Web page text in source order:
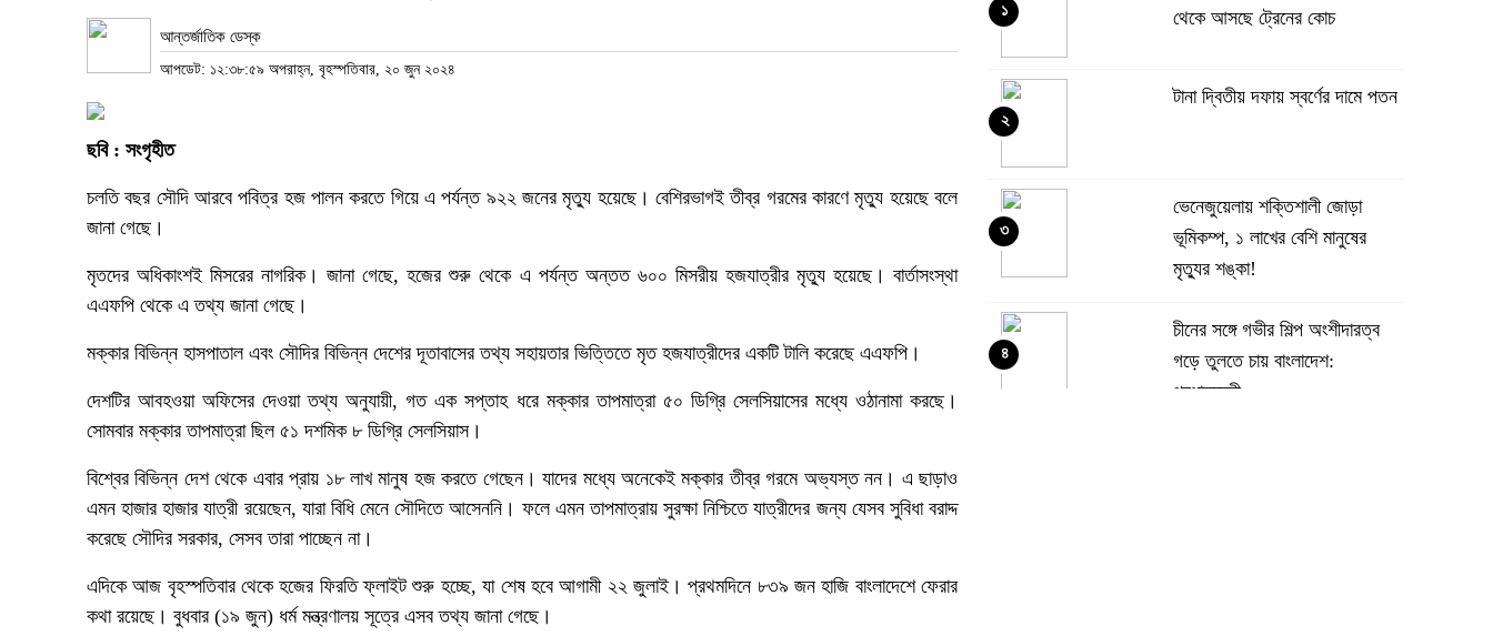
আন্তর্জাতিক ডেস্ক
আপডেট: ১২:৩৮:৫৯ অপরাহ্ন, বৃহস্পতিবার, ২০ জুন ২০২৪
ছবি : সংগৃহীত
চলতি বছর সৌদি আরবে পবিত্র হজ পালন করতে গিয়ে এ পর্যন্ত ৯২২ জনের মৃত্যু হয়েছে। বেশিরভাগই তীব্র গরমের কারণে মৃত্যু হয়েছে বলে
জানা গেছে।
মৃতদের অধিকাংশই মিসরের নাগরিক। জানা গেছে, হজের শুরু থেকে এ পর্যন্ত অন্তত ৬০০ মিসরীয় হজযাত্রীর মৃত্যু হয়েছে। বার্তাসংস্থা
এএফপি থেকে এ তথ্য জানা গেছে।
মক্কার বিভিন্ন হাসপাতাল এবং সৌদির বিভিন্ন দেশের দূতাবাসের তথ্য সহায়তার ভিত্তিতে মৃত হজযাত্রীদের একটি টালি করেছে এএফপি।
দেশটির আবহওয়া অফিসের দেওয়া তথ্য অনুযায়ী, গত এক সপ্তাহ ধরে মক্কার তাপমাত্রা ৫০ ডিগ্রি সেলসিয়াসের মধ্যে ওঠানামা করছে।
সোমবার মক্কার তাপমাত্রা ছিল ৫১ দশমিক ৮ ডিগ্রি সেলসিয়াস।
বিশ্বের বিভিন্ন দেশ থেকে এবার প্রায় ১৮ লাখ মানুষ হজ করতে গেছেন। যাদের মধ্যে অনেকেই মক্কার তীব্র গরমে অভ্যস্ত নন। এ ছাড়াও
এমন হাজার হাজার যাত্রী রয়েছেন, যারা বিধি মেনে সৌদিতে আসেননি। ফলে এমন তাপমাত্রায় সুরক্ষা নিশ্চিতে যাত্রীদের জন্য যেসব সুবিধা বরাদ্দ
করেছে সৌদির সরকার, সেসব তারা পাচ্ছেন না।
এদিকে আজ বৃহস্পতিবার থেকে হজের ফিরতি ফ্লাইট শুরু হচ্ছে, যা শেষ হবে আগামী ২২ জুলাই। প্রথমদিনে ৮৩৯ জন হাজি বাংলাদেশে ফেরার
কথা রয়েছে। বুধবার (১৯ জুন) ধর্ম মন্ত্রণালয় সূত্রে এসব তথ্য জানা গেছে।
থেকে আসছে ট্রেনের কোচ
১
টানা দ্বিতীয় দফায় স্বর্ণের দামে পতন
২
ভেনেজুয়েলায় শক্তিশালী জোড়া
ভূমিকম্প, ১ লাখের বেশি মানুষের
মৃত্যুর শঙ্কা!
৩
চীনের সঙ্গে গভীর শিল্প অংশীদারত্ব
গড়ে তুলতে চায় বাংলাদেশ:
প্রধানমন্ত্রী
৪